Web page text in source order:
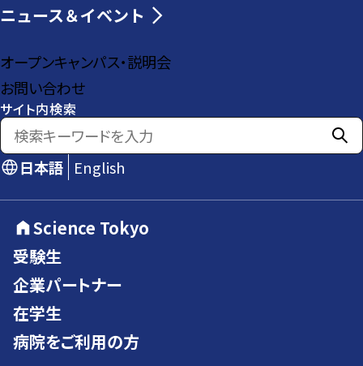
ニュース＆イベント
オープンキャンパス・説明会
お問い合わせ
サイト内検索
日本語 English
Science Tokyo
受験生
企業パートナー
在学生
病院をご利用の方